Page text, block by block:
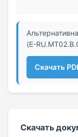
(E-
Скачать
Скачать